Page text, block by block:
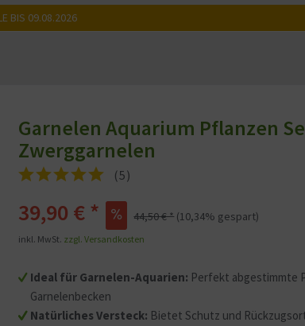
BIS 09.08.2026
Mit dem Aufruf des Videos erklären
übermittelt werden und dass Sie die
gelesen haben.
Garnelen Aquarium Pflanzen
Zwerggarnelen
(5)
Ideal für Garnelen-Aquarien: Perfekt abgestimmte
Garnelenbecken
Natürliches Versteck: Bietet Schutz und
39,90 € * 44,50 € * (10,34% gespart)
inkl. MwSt. zzgl. Versandkosten